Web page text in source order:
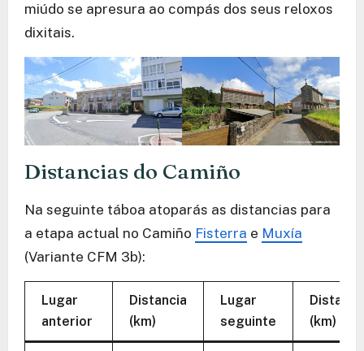
miúdo se apresura ao compás dos seus reloxos
dixitais.
Distancias do Camiño
Na seguinte táboa atoparás as distancias para
a etapa actual no Camiño Fisterra e Muxía
(Variante CFM 3b):
Lugar
anterior
Distancia
(km)
Lugar
seguinte
(km)